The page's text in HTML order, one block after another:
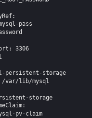
:
pass
: 3306
persistent-storage
var/lib/mysql
storage
:
pv-claim